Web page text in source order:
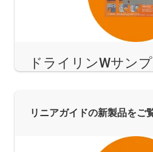
ドライリンWサン
リニアガイドの新製品をご